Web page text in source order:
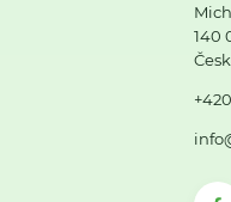
140